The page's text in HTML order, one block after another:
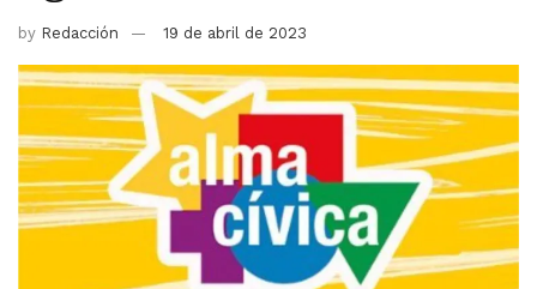
by Redacción 19 de abril de 2023